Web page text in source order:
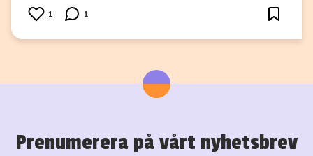
1 1
Prenumerera på vårt nyhetsbrev